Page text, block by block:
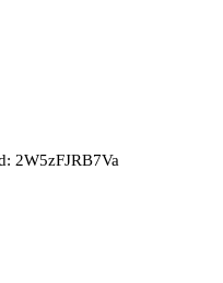
2W5zFJRB7Va